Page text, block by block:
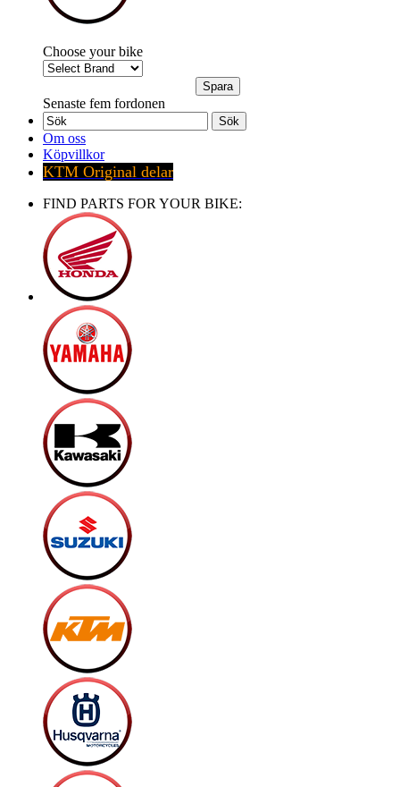
Choose your bike
Senaste fem fordonen
Sök
Om oss
Köpvillkor
KTM Original delar
FIND PARTS FOR YOUR BIKE: